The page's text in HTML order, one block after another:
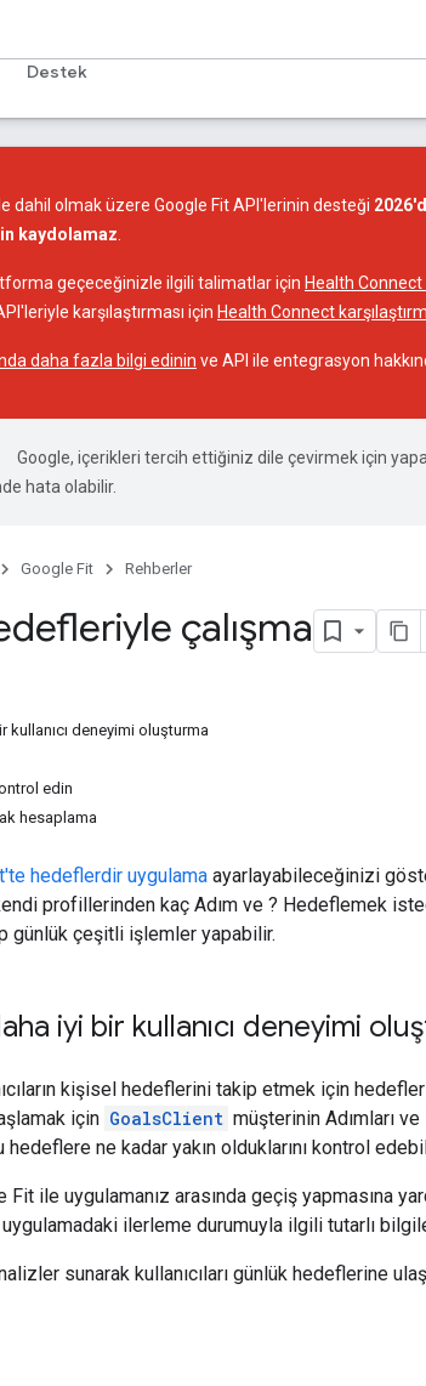
Destek
dahil olmak üzere Google Fit API'lerinin desteği
kaydolamaz
geçeceğinizle ilgili talimatlar için Health
karşılaştırması için Health Connect
daha fazla bilgi edinin ve API ile entegrasyon
Google, içerikleri tercih ettiğiniz dile çevirmek için
hata olabilir.
Google Fit Rehberler
çalışma
kullanıcı deneyimi oluşturma
edin
hesaplama
hedeflerdir uygulama ayarlayabileceğinizi
kendi profillerinden kaç Adım ve ? Hedeflemek
günlük çeşitli işlemler yapabilir.
iyi bir kullanıcı deneyimi
kişisel hedeflerini takip etmek için
için GoalsClient müşterinin Adımları
hedeflere ne kadar yakın olduklarını kontrol
Fit ile uygulamanız arasında geçiş yapmasına
uygulamadaki ilerleme durumuyla ilgili tutarlı
sunarak kullanıcıları günlük hedeflerine